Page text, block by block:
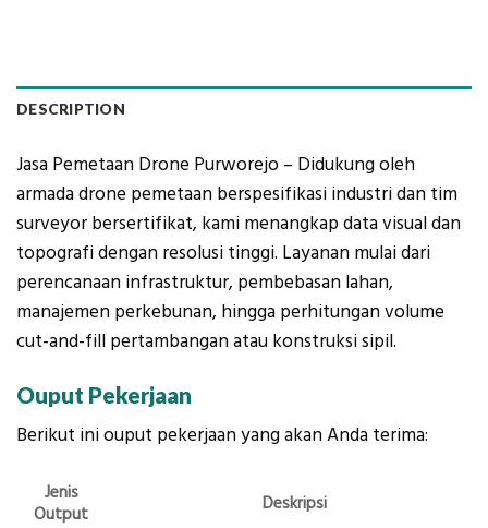
DESCRIPTION
Jasa Pemetaan Drone Purworejo – Didukung oleh
armada drone pemetaan berspesifikasi industri dan tim
surveyor bersertifikat, kami menangkap data visual dan
topografi dengan resolusi tinggi. Layanan mulai dari
perencanaan infrastruktur, pembebasan lahan,
manajemen perkebunan, hingga perhitungan volume
cut-and-fill pertambangan atau konstruksi sipil.
Ouput Pekerjaan
Berikut ini ouput pekerjaan yang akan Anda terima:
Jenis
Output
Deskripsi